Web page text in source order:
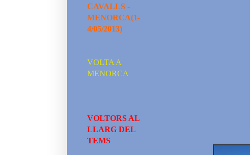
CAVALLS -
MENORCA(1-
4/05/2013)
VOLTA A
MENORCA
VOLTORS AL
LLARG DEL
TEMS